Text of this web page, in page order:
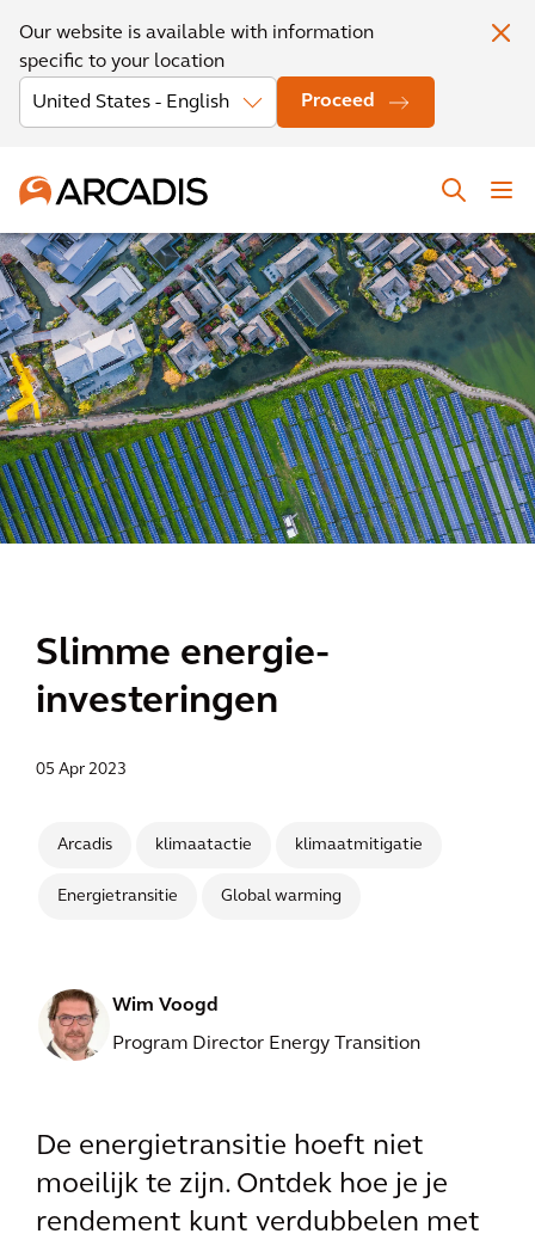
Our website is available with information
specific to your location
Proceed
Slimme energie-
investeringen
05 Apr 2023
Arcadis klimaatactie klimaatmitigatie
Energietransitie Global warming
Wim Voogd
Program Director Energy Transition
De energietransitie hoeft niet
moeilijk te zijn. Ontdek hoe je je
rendement kunt verdubbelen met